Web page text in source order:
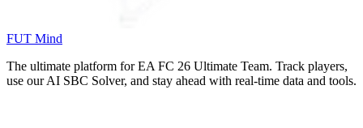
FUT Mind
The ultimate platform for EA FC 26 Ultimate Team. Track players,
use our AI SBC Solver, and stay ahead with real-time data and tools.